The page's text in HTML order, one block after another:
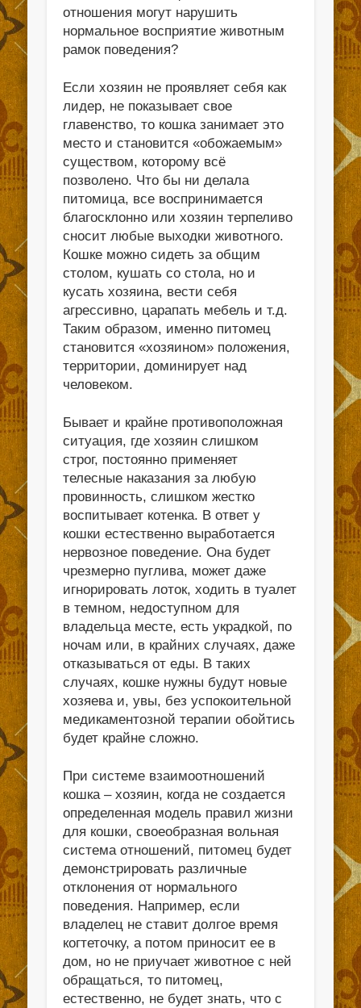
отношения могут нарушить
нормальное восприятие животным
рамок поведения?
Если хозяин не проявляет себя как
лидер, не показывает свое
главенство, то кошка занимает это
место и становится «обожаемым»
существом, которому всё
позволено. Что бы ни делала
питомица, все воспринимается
благосклонно или хозяин терпеливо
сносит любые выходки животного.
Кошке можно сидеть за общим
столом, кушать со стола, но и
кусать хозяина, вести себя
агрессивно, царапать мебель и т.д.
Таким образом, именно питомец
становится «хозяином» положения,
территории, доминирует над
человеком.
Бывает и крайне противоположная
ситуация, где хозяин слишком
строг, постоянно применяет
телесные наказания за любую
провинность, слишком жестко
воспитывает котенка. В ответ у
кошки естественно выработается
нервозное поведение. Она будет
чрезмерно пуглива, может даже
игнорировать лоток, ходить в туалет
в темном, недоступном для
владельца месте, есть украдкой, по
ночам или, в крайних случаях, даже
отказываться от еды. В таких
случаях, кошке нужны будут новые
хозяева и, увы, без успокоительной
медикаментозной терапии обойтись
будет крайне сложно.
При системе взаимоотношений
кошка – хозяин, когда не создается
определенная модель правил жизни
для кошки, своеобразная вольная
система отношений, питомец будет
демонстрировать различные
отклонения от нормального
поведения. Например, если
владелец не ставит долгое время
когтеточку, а потом приносит ее в
дом, но не приучает животное с ней
обращаться, то питомец,
естественно, не будет знать, что с